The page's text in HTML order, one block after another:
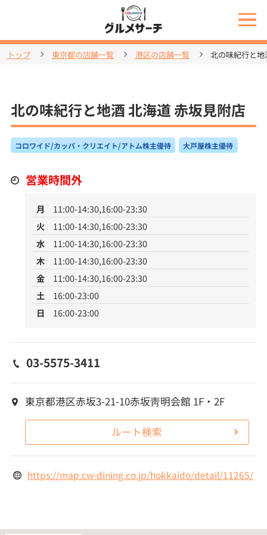
トップ 東京都の店舗一覧 港区の店舗一覧 北の味紀行と
北の味紀行と地酒 北海道 赤坂見附店
コロワイド/カッパ・クリエイト/アトム株主優待 大戸屋株主優待
営業時間外
月
11:00-14:30,16:00-23:30
火
11:00-14:30,16:00-23:30
水
11:00-14:30,16:00-23:30
木
11:00-14:30,16:00-23:30
金
11:00-14:30,16:00-23:30
土
16:00-23:00
日
16:00-23:00
03-5575-3411
東京都港区赤坂3-21-10赤坂靑明会館 1F・2F
ルート検索
https://map.cw-dining.co.jp/hokkaido/detail/11265/